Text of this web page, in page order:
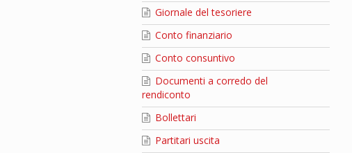
Giornale del tesoriere
Conto finanziario
Conto consuntivo
Documenti a corredo del
rendiconto
Bollettari
Partitari uscita